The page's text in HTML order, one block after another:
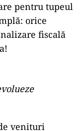
pentru tupeul
orice
fiscală
venituri